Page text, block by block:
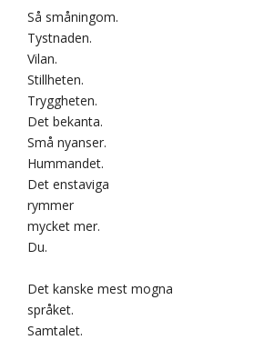
Så småningom.
Tystnaden.
Vilan.
Stillheten.
Tryggheten.
Det bekanta.
Små nyanser.
Hummandet.
Det enstaviga
rymmer
mycket mer.
Du.
Det kanske mest mogna
språket.
Samtalet.